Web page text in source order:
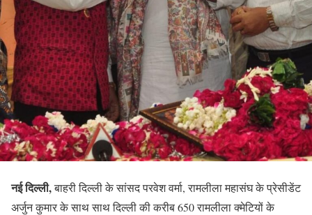
नई दिल्ली,बाहरी दिल्ली के सांसद परवेश वर्मा, रामलीला महासंघ के प्रेसीडेंट
अर्जुन कुमार के साथ साथ दिल्ली की करीब 650 रामलीला क्मेटियों के